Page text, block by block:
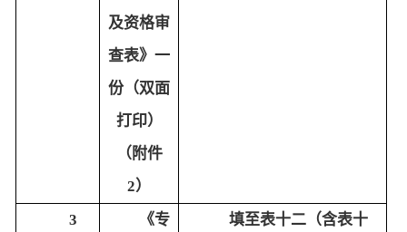
及资格审
查表》一
份（双面
打印）
（附件
2）
3
《专
填至表十二（含表十